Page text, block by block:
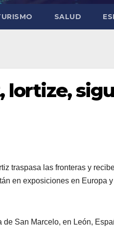
SALUD
lortize,
traspasa las fronteras y
en exposiciones en Europa
San Marcelo, en León,